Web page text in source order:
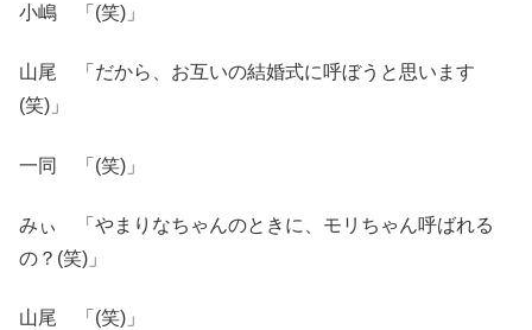
小嶋 「(笑)」
山尾 「だから、お互いの結婚式に呼ぼうと思います
(笑)」
一同 「(笑)」
みぃ 「やまりなちゃんのときに、モリちゃん呼ばれる
の？(笑)」
山尾 「(笑)」